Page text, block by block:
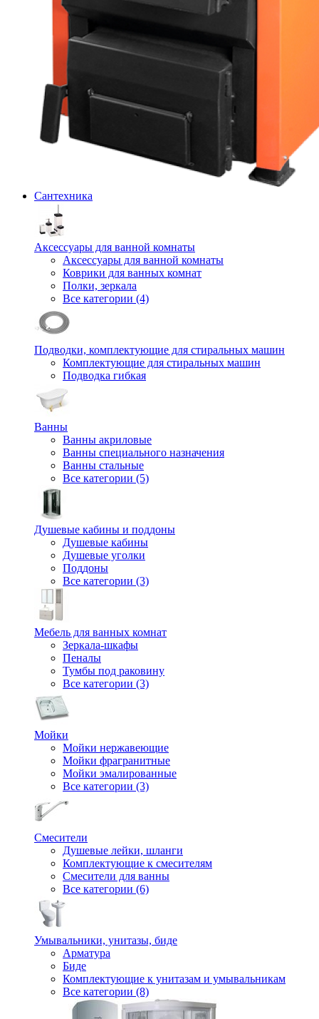
Сантехника
Аксессуары для ванной комнаты
Аксессуары для ванной комнаты
Коврики для ванных комнат
Полки, зеркала
Все категории (4)
Подводки, комплектующие для стиральных машин
Комплектующие для стиральных машин
Подводка гибкая
Ванны
Ванны акриловые
Ванны специального назначения
Ванны стальные
Все категории (5)
Душевые кабины и поддоны
Душевые кабины
Душевые уголки
Поддоны
Все категории (3)
Мебель для ванных комнат
Зеркала-шкафы
Пеналы
Тумбы под раковину
Все категории (3)
Мойки
Мойки нержавеющие
Мойки фрагранитные
Мойки эмалированные
Все категории (3)
Смесители
Душевые лейки, шланги
Комплектующие к смесителям
Смесители для ванны
Все категории (6)
Умывальники, унитазы, биде
Арматура
Биде
Комплектующие к унитазам и умывальникам
Все категории (8)